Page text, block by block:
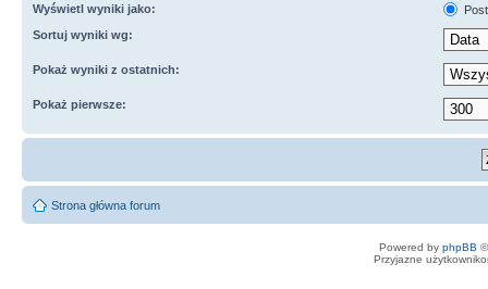
Wyświetl wyniki jako:
Sortuj wyniki wg:
Pokaż wyniki z ostatnich:
Pokaż pierwsze:
Strona główna forum
Powered by phpBB
Przyjazne